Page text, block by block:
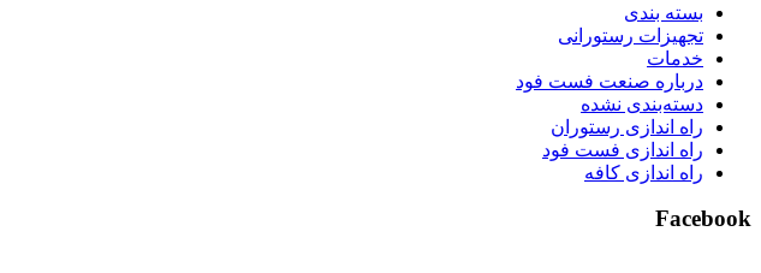
بسته بندی
تجهیزات رستورانی
خدمات
درباره صنعت فست فود
دسته‌بندی نشده
راه اندازی رستوران
راه اندازی فست فود
راه اندازی کافه
Facebook